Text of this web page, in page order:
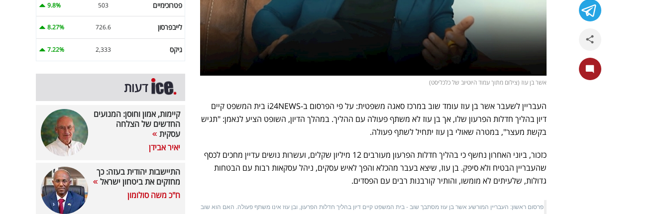
אשר בן עוז (צילום מתוך עמוד היוטיוב של כלכליסט)
העבריין לשעבר אשר בן עוז עומד שוב במרכז סאגה משפטית: על פי הפרסום ב-i24NEWS בית המשפט קיים
דיון בהליך חדלות הפרעון שלו, אך בן עוז לא משתף פעולה עם ההליך. במהלך הדיון, השופט הציע לנאמן: "תגיש
בקשת מעצר", במטרה שאולי בן עוז יתחיל לשתף פעולה.
כזכור, ביוני האחרון נחשף כי בהליך חדלות הפרעון מעורבים 12 מיליון שקלים, ועשרות נושים עדיין מחכים לכסף
שהעבריין הבטיח ולא סיפק. בן עוז, שיצא בעבר מהכלא והפך לאיש עסקים, ניהל עסקאות רבות עם הבטחות
גדולות, שלעיתים לא מומשו, והותיר קורבנות רבים עם הפסדים.
פרסום ראשון: העבריין המורשע אשר בן עוז מסתבך שוב - בית המשפט קיים דיון בהליך חדלות הפרעון, ובן עוז אינו משתף פעולה. האם הוא שוב
פטרוכימיים 503
9.8%
לייבפרסון 726.6
8.27%
גיקס 2,333
7.22%
דעות
קיימות, אמון וחוסן: המנועים
החדשים של הצלחה
עסקית
יאיר אבידן
התיישבות יהודית בעזה: כך
מחזקים את ביטחון ישראל
ח"כ משה סולומון